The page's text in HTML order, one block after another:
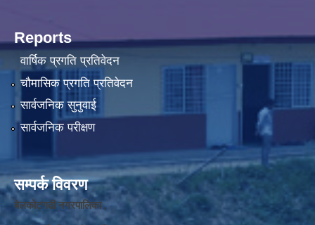
Reports
वार्षिक प्रगति प्रतिवेदन
चौमासिक प्रगति प्रतिवेदन
सार्वजनिक सुनुवाई
सार्वजनिक परीक्षण
सम्पर्क विवरण
बेलकोटगढी नगरपालिका ,